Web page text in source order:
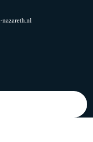
nazareth.nl